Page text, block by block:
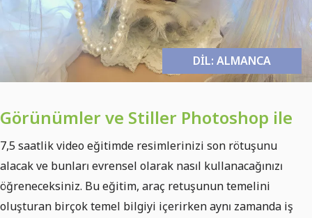
DIL: ALMANCA
Görünümler ve Stiller Photoshop ile
7,5 saatlik video eğitimde resimlerinizi son rötuşunu
alacak ve bunları evrensel olarak nasıl kullanacağınızı
öğreneceksiniz. Bu eğitim, araç retuşunun temelini
oluşturan birçok temel bilgiyi içerirken aynı zamanda iş